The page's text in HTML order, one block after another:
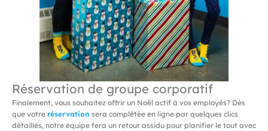
Réservation de groupe corporatif
Finalement, vous souhaitez offrir un Noël actif à vos employés? Dès
que votre réservation sera complétée en ligne par quelques clics
détaillés, notre équipe fera un retour assidu pour planifier le tout avec